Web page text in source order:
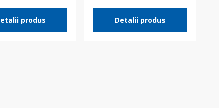
produs Detalii produs